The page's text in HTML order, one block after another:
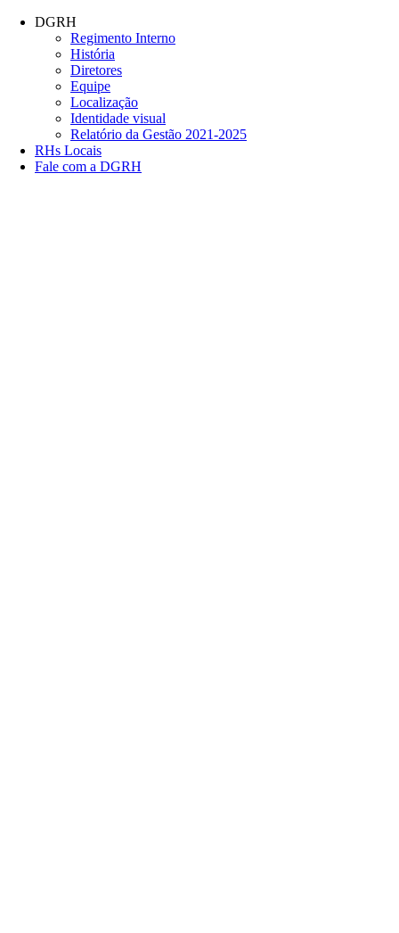
Conteúdo principal
DGRH
Regimento Interno
História
Diretores
Equipe
Localização
Identidade visual
Relatório da Gestão 2021-2025
RHs Locais
Fale com a DGRH